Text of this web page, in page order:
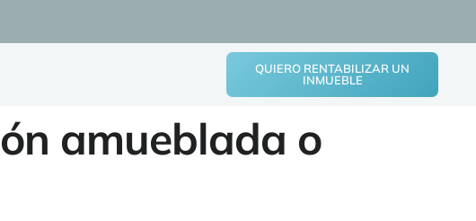
QUIERO RENTABILIZAR UN
INMUEBLE
amueblada o